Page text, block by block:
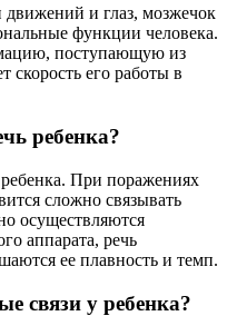
и глаз, мозжечок
функции человека.
поступающую из
скорость его работы в
ребенка?
При поражениях
сложно связывать
осуществляются
аппарата, речь
ее плавность и темп.
связи у ребенка?